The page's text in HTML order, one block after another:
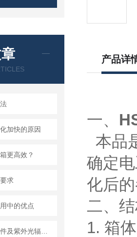
加快的原因
更高效？
求
中的优点
产品详
一、
本品
确定
化后
二、
1. 箱